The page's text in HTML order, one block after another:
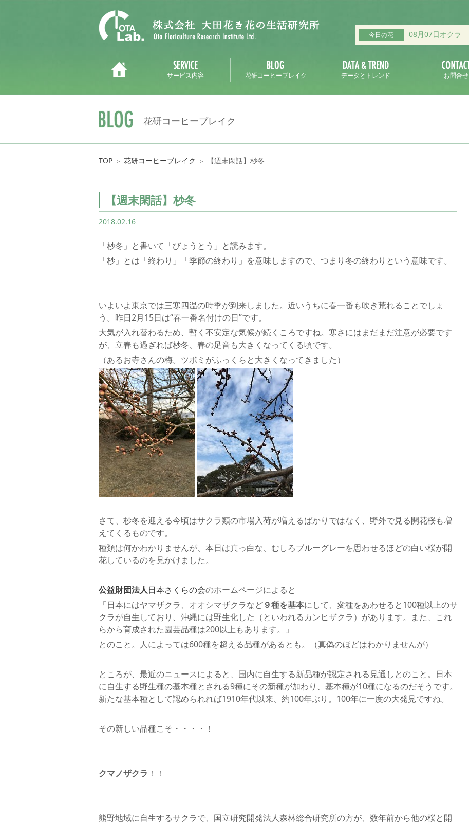
今日の花 08月07日オクラ
サービス内容 花研コーヒーブレイク データとトレンド お問合せ
花研コーヒーブレイク
TOP ＞ 花研コーヒーブレイク ＞ 【週末閑話】杪冬
【週末閑話】杪冬
2018.02.16
「杪冬」と書いて「びょうとう」と読みます。
「杪」とは「終わり」「季節の終わり」を意味しますので、つまり冬の終わりという意味です。
いよいよ東京では三寒四温の時季が到来しました。近いうちに春一番も吹き荒れることでしょ
う。昨日2月15日は“春一番名付けの日”です。
大気が入れ替わるため、暫く不安定な気候が続くころですね。寒さにはまだまだ注意が必要です
が、立春も過ぎれば杪冬、春の足音も大きくなってくる頃です。
（あるお寺さんの梅。ツボミがふっくらと大きくなってきました）
さて、杪冬を迎える今頃はサクラ類の市場入荷が増えるばかりではなく、野外で見る開花桜も増
えてくるものです。
種類は何かわかりませんが、本日は真っ白な、むしろブルーグレーを思わせるほどの白い桜が開
花しているのを見かけました。
公益財団法人日本さくらの会のホームページによると
「日本にはヤマザクラ、オオシマザクラなど９種を基本にして、変種をあわせると100種以上のサ
クラが自生しており、沖縄には野生化した（といわれるカンヒザクラ）があります。また、これ
らから育成された園芸品種は200以上もあります。」
とのこと。人によっては600種を超える品種があるとも。（真偽のほどはわかりませんが）
ところが、最近のニュースによると、国内に自生する新品種が認定される見通しとのこと。日本
に自生する野生種の基本種とされる9種にその新種が加わり、基本種が10種になるのだそうです。
新たな基本種として認められれば1910年代以来、約100年ぶり。100年に一度の大発見ですね。
その新しい品種こそ・・・・！
クマノザクラ ！！
熊野地域に自生するサクラで、国立研究開発法人森林総合研究所の方が、数年前から他の桜と開